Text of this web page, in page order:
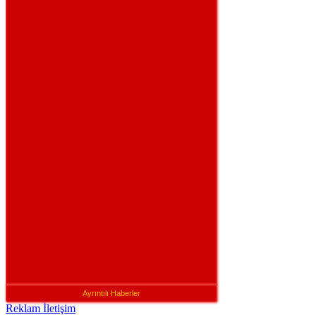
Ayrıntılı Haberler
Reklam İletişim